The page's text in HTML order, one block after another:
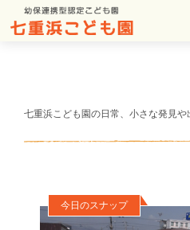
七重浜こども園の日常、小さな発見や
今日のスナップ